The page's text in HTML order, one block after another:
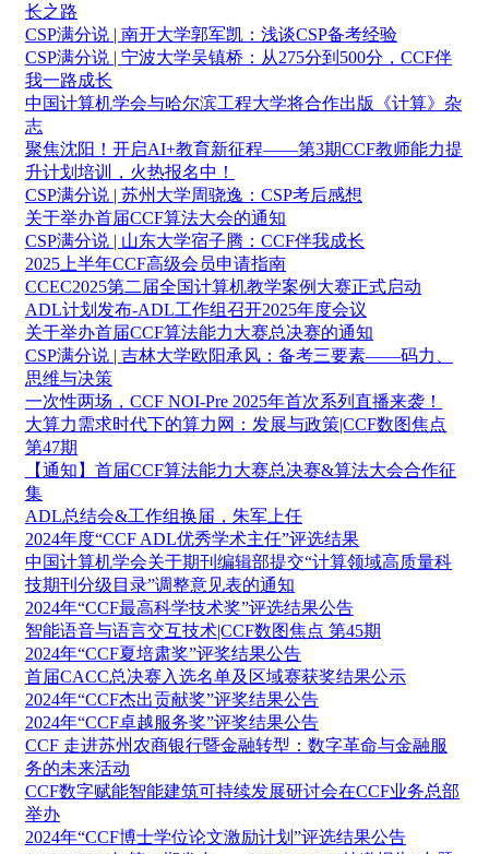
长之路
CSP满分说 | 南开大学郭军凯：浅谈CSP备考经验
CSP满分说 | 宁波大学吴镇桥：从275分到500分，CCF伴
我一路成长
中国计算机学会与哈尔滨工程大学将合作出版《计算》杂
志
聚焦沈阳！开启AI+教育新征程——第3期CCF教师能力提
升计划培训，火热报名中！
CSP满分说 | 苏州大学周骁逸：CSP考后感想
关于举办首届CCF算法大会的通知
CSP满分说 | 山东大学宿子腾：CCF伴我成长
2025上半年CCF高级会员申请指南
CCEC2025第二届全国计算机教学案例大赛正式启动
ADL计划发布-ADL工作组召开2025年度会议
关于举办首届CCF算法能力大赛总决赛的通知
CSP满分说 | 吉林大学欧阳承风：备考三要素——码力、
思维与决策
一次性两场，CCF NOI-Pre 2025年首次系列直播来袭！
大算力需求时代下的算力网：发展与政策|CCF数图焦点
第47期
【通知】首届CCF算法能力大赛总决赛&算法大会合作征
集
ADL总结会&工作组换届，朱军上任
2024年度“CCF ADL优秀学术主任”评选结果
中国计算机学会关于期刊编辑部提交“计算领域高质量科
技期刊分级目录”调整意见表的通知
2024年“CCF最高科学技术奖”评选结果公告
智能语音与语言交互技术|CCF数图焦点 第45期
2024年“CCF夏培肃奖”评奖结果公告
首届CACC总决赛入选名单及区域赛获奖结果公示
2024年“CCF杰出贡献奖”评奖结果公告
2024年“CCF卓越服务奖”评奖结果公告
CCF 走进苏州农商银行暨金融转型：数字革命与金融服
务的未来活动
CCF数字赋能智能建筑可持续发展研讨会在CCF业务总部
举办
2024年“CCF博士学位论文激励计划”评选结果公告